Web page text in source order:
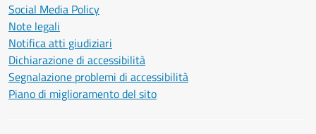
Social Media Policy
Note legali
Notifica atti giudiziari
Dichiarazione di accessibilità
Segnalazione problemi di accessibilità
Piano di miglioramento del sito